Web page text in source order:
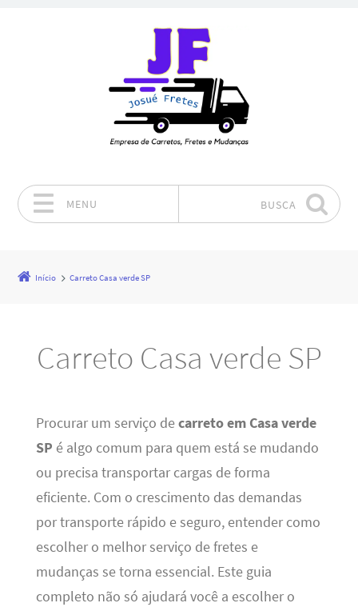
MENU BUSCA
Início Carreto Casa verde SP
Carreto Casa verde SP
Procurar um serviço decarreto em Casa verde
SP é algo comum para quem está se mudando
ou precisa transportar cargas de forma
eficiente. Com o crescimento das demandas
por transporte rápido e seguro, entender como
escolher o melhor serviço de fretes e
mudanças se torna essencial. Este guia
completo não só ajudará você a escolher o